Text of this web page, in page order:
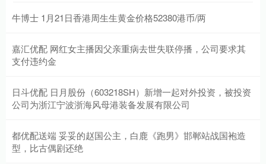
牛博士 1月21日香港周生生黄金价格52380港币/两
嘉汇优配 网红女主播因父亲重病去世失联停播，公司要求其
支付违约金
日斗优配 日月股份（603218SH）新增一起对外投资，被投资
公司为浙江宁波浙海风母港装备发展有限公司
都优配送端 妥妥的赵国公主，白鹿《跑男》邯郸站战国袍造
型，比古偶剧还绝